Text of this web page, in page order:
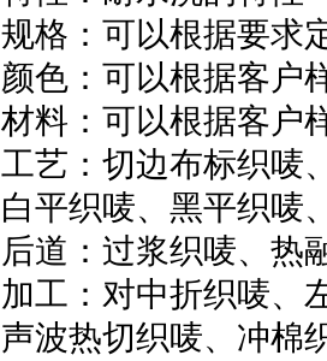
规格：可以根据要求
颜色：可以根据客户
材料：可以根据客户
工艺：切边布标织唛
白平织唛、黑平织唛
后道：过浆织唛、热
加工：对中折织唛、
声波热切织唛、冲棉